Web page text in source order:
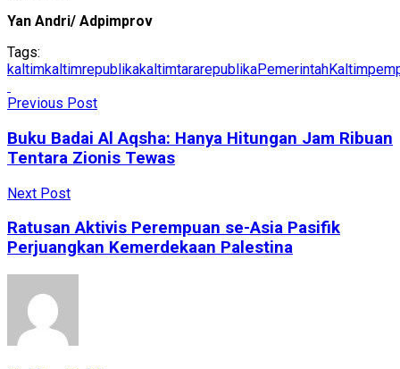
Yan Andri/ Adpimprov
Tags:
kaltimkaltimrepublikakaltimtararepublikaPemerintahKaltim
Previous Post
Buku Badai Al Aqsha: Hanya Hitungan Jam Ribuan
Tentara Zionis Tewas
Next Post
Ratusan Aktivis Perempuan se-Asia Pasifik
Perjuangkan Kemerdekaan Palestina